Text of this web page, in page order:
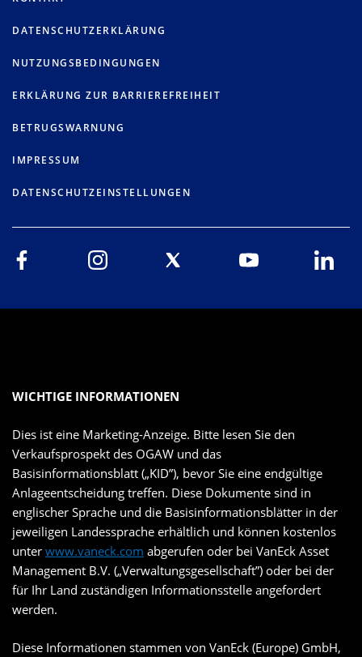
DATENSCHUTZERKLÄRUNG
NUTZUNGSBEDINGUNGEN
ERKLÄRUNG ZUR BARRIEREFREIHEIT
BETRUGSWARNUNG
IMPRESSUM
DATENSCHUTZEINSTELLUNGEN
WICHTIGE INFORMATIONEN
Dies ist eine Marketing-Anzeige. Bitte lesen Sie den
Verkaufsprospekt des OGAW und das
Basisinformationsblatt („KID”), bevor Sie eine endgültige
Anlageentscheidung treffen. Diese Dokumente sind in
englischer Sprache und die Basisinformationsblätter in der
jeweiligen Landessprache erhältlich und können kostenlos
unter www.vaneck.com abgerufen oder bei VanEck Asset
Management B.V. („Verwaltungsgesellschaft”) oder bei der
für Ihr Land zuständigen Informationsstelle angefordert
werden.
Diese Informationen stammen von VanEck (Europe) GmbH,